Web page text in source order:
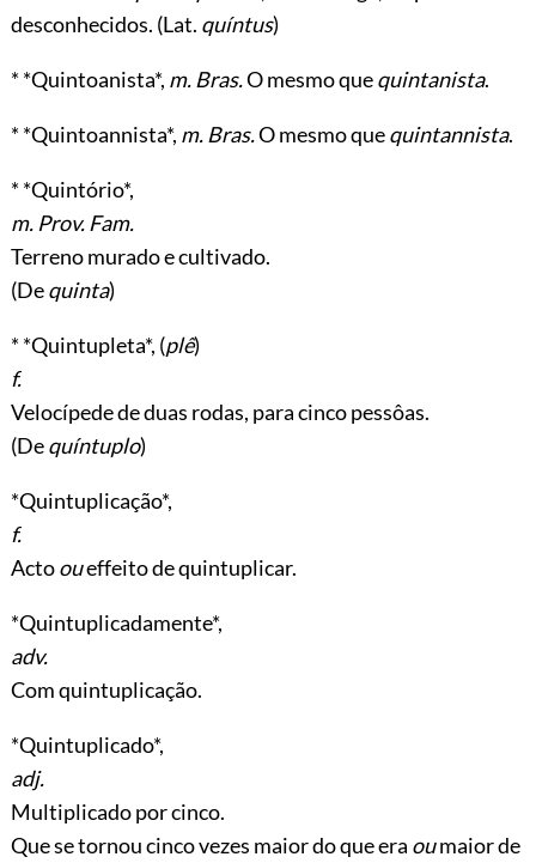
desconhecidos. (Lat. quíntus)
* *Quintoanista*, m. Bras.O mesmo quequintanista.
* *Quintoannista*, m. Bras.O mesmo quequintannista.
* *Quintório*,
m. Prov. Fam.
Terreno murado e cultivado.
(Dequinta)
* *Quintupleta*, (plê)
f.
Velocípede de duas rodas, para cinco pessôas.
(Dequíntuplo)
*Quintuplicação*,
f.
Actooueffeito de quintuplicar.
*Quintuplicadamente*,
adv.
Com quintuplicação.
*Quintuplicado*,
adj.
Multiplicado por cinco.
Que se tornou cinco vezes maior do que era oumaior de